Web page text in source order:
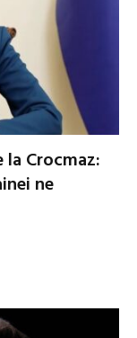
Crocmaz:
ne